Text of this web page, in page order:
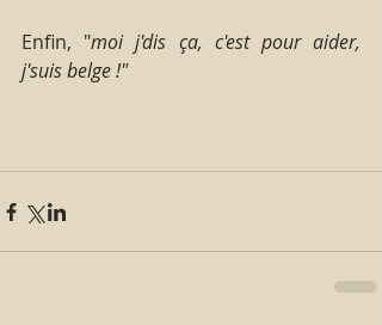
Enfin, "moi j'dis ça, c'est pour aider,
j'suis belge !"